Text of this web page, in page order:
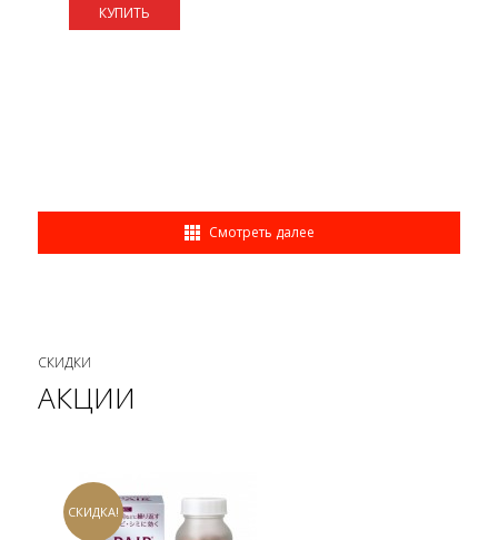
КУПИТЬ
Смотреть далее
СКИДКИ
АКЦИИ
СКИДКА!